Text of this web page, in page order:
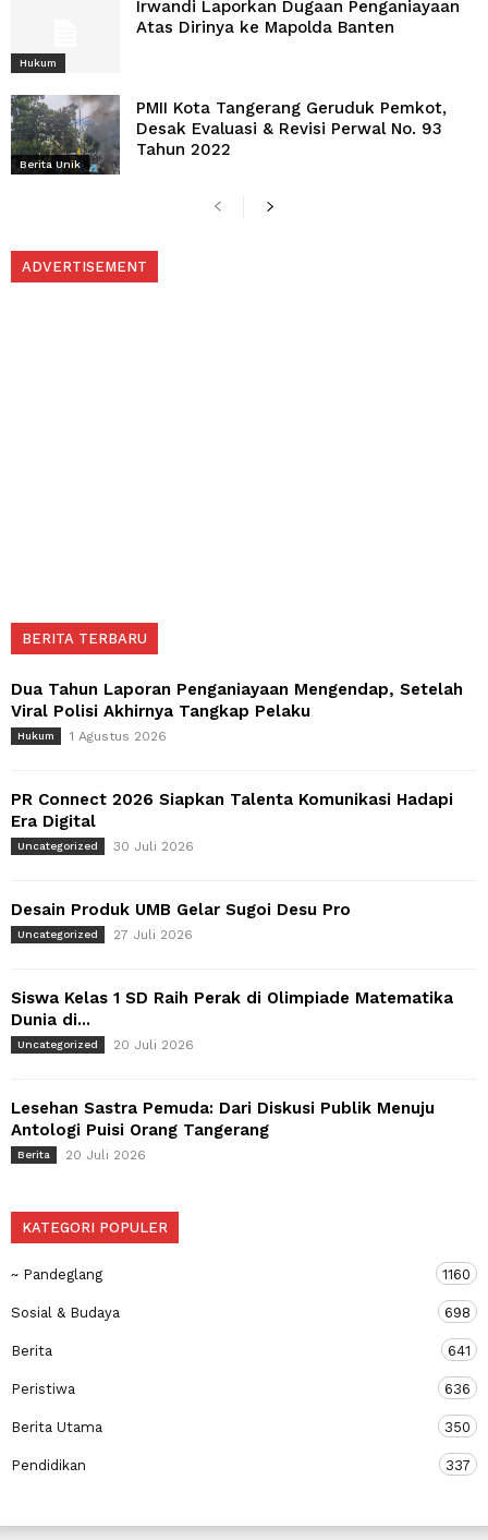
Hukum
Irwandi Laporkan Dugaan Penganiayaan
Atas Dirinya ke Mapolda Banten
Berita Unik
PMII Kota Tangerang Geruduk Pemkot,
Desak Evaluasi & Revisi Perwal No. 93
Tahun 2022
ADVERTISEMENT
BERITA TERBARU
Dua Tahun Laporan Penganiayaan Mengendap, Setelah
Viral Polisi Akhirnya Tangkap Pelaku
Hukum 1 Agustus 2026
PR Connect 2026 Siapkan Talenta Komunikasi Hadapi
Era Digital
Uncategorized 30 Juli 2026
Desain Produk UMB Gelar Sugoi Desu Pro
Uncategorized 27 Juli 2026
Siswa Kelas 1 SD Raih Perak di Olimpiade Matematika
Dunia di...
Uncategorized 20 Juli 2026
Lesehan Sastra Pemuda: Dari Diskusi Publik Menuju
Antologi Puisi Orang Tangerang
Berita 20 Juli 2026
KATEGORI POPULER
~ Pandeglang 1160
Sosial & Budaya 698
Berita 641
Peristiwa 636
Berita Utama 350
Pendidikan 337